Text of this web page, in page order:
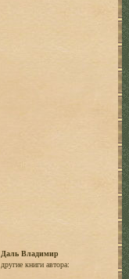
Даль Владимир
другие книги автора: